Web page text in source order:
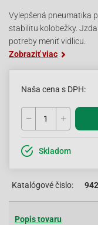
Vylepšená pneumatika
stabilitu kolobežky.
potreby meniť vidlicu.
Zobraziť viac
Naša cena s DPH:
Skladom
Katalógové čislo:
Popis tovaru